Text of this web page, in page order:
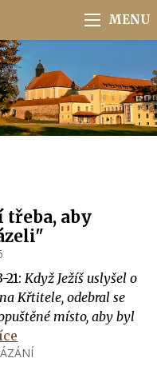
třeba, aby
21: Když Ježíš uslyšel o
Křtitele, odebral se
místo, aby byl